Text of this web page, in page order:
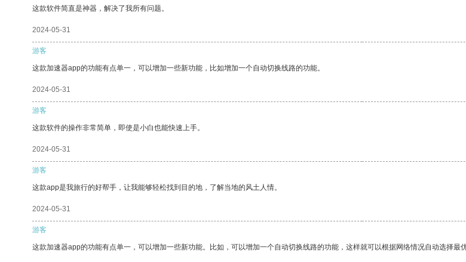
这款软件简直是神器，解决了我所有问题。
2024-05-31
游客
这款加速器app的功能有点单一，可以增加一些新功能，比如增加一个自动切换线路的功能。
2024-05-31
游客
这款软件的操作非常简单，即使是小白也能快速上手。
2024-05-31
游客
这款app是我旅行的好帮手，让我能够轻松找到目的地，了解当地的风土人情。
2024-05-31
游客
这款加速器app的功能有点单一，可以增加一些新功能。比如，可以增加一个自动切换线路的功能，这样就可以根据网络情况自动选择最